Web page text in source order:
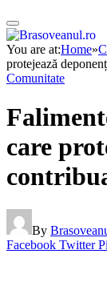
You are at:Home»
protejează
Comunitate
care
By
Facebook Twitter